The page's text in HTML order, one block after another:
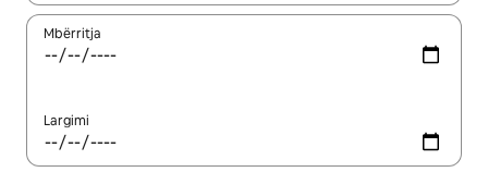
Mbërritja
Largimi